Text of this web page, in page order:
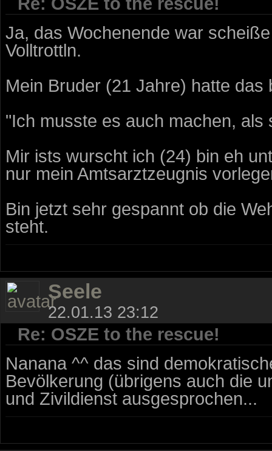
Ja, das Wochenende war
Volltrottln.
Mein Bruder (21 Jahre) hatte
"Ich musste es auch machen, als
Mir ists wurscht ich (24) bin eh
nur mein Amtsarztzeugnis
Bin jetzt sehr gespannt ob die
steht.
Seele
22.01.13 23:12
Re: OSZE to the rescue!
Nanana ^^ das sind
Bevölkerung (übrigens auch die
und Zivildienst ausgesprochen...